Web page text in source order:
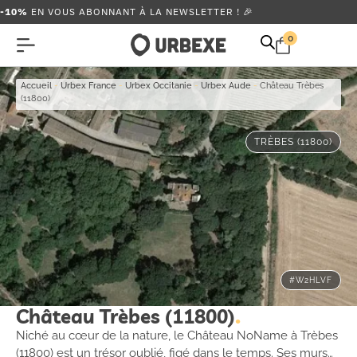
-10% EN VOUS ABONNANT À LA NEWSLETTER ! 🎉
0
Accueil - Urbex France - Urbex Occitanie - Urbex Aude - Château Trèbes
(11800)
TRÈBES (11800)
#W2HLVF
Château Trèbes (11800)
Niché au cœur de la nature, le Château NoName à Trèbes
(11800) est un trésor oublié, figé dans le temps. Ses murs